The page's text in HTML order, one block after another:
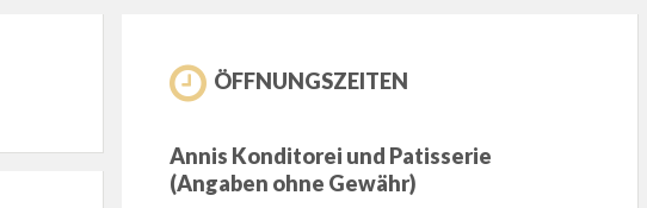
ÖFFNUNGSZEITEN
Annis Konditorei und Patisserie
(Angaben ohne Gewähr)